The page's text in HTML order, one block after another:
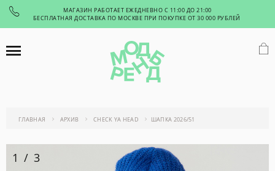
МАГАЗИН РАБОТАЕТ ЕЖЕДНЕВНО С 11:00 ДО 21:00
БЕСПЛАТНАЯ ДОСТАВКА ПО МОСКВЕ ПРИ ПОКУПКЕ ОТ 30 000 РУБЛЕЙ
ГЛАВНАЯ АРХИВ CHECK YA HEAD ШАПКА 2026/51
1 / 3